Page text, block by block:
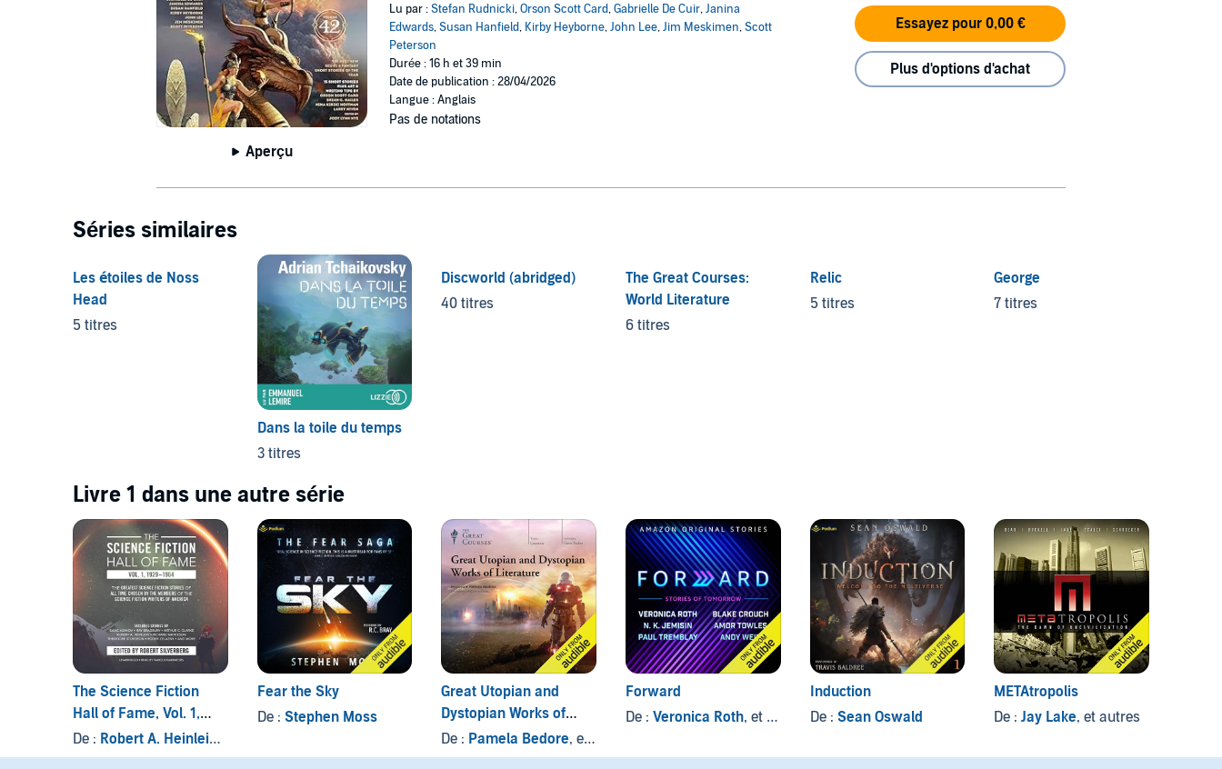
Aperçu
Lu par :Stefan Rudnicki,Orson Scott Card,Gabrielle De Cuir,Janina
Edwards,Susan Hanfield, Kirby Heyborne,John Lee,Jim Meskimen,Scott
Peterson
Durée : 16 h et 39 min
Date de publication : 28/04/2026
Langue : Anglais
Pas de notations
Essayez pour 0,00 €
Plus d'options d'achat
Séries similaires
Les étoiles de Noss
Head
5 titres
Dans la toile du temps
3 titres
Discworld (abridged)
40 titres
The Great Courses:
World Literature
6 titres
Relic
5 titres
George
7 titres
Livre 1 dans une autre série
The Science Fiction
Hall of Fame, Vol. 1,
1929-1964
De : Robert A. Heinlein , et autres
Fear the Sky
De : Stephen Moss
Great Utopian and
Dystopian Works of
Literature
De : Pamela Bedore, et autres
Forward
De : Veronica Roth, et autres
Induction
De : Sean Oswald
METAtropolis
De :Jay Lake, et autres